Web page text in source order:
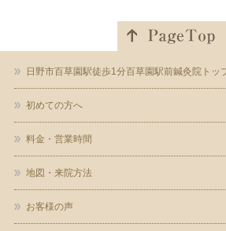
日野市百草園駅徒歩1分百草園駅前鍼灸院トッ
初めての方へ
料金・営業時間
地図・来院方法
お客様の声